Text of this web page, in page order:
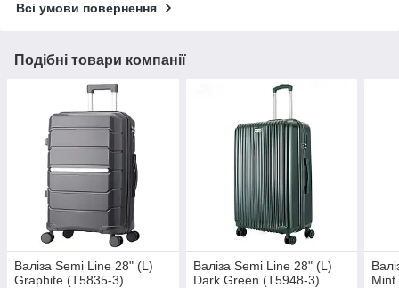
Всі умови повернення
Подібні товари компанії
Валіза Semi Line 28" (L)
Graphite (T5835-3)
Валіза Semi Line 28" (L)
Dark Green (T5948-3)